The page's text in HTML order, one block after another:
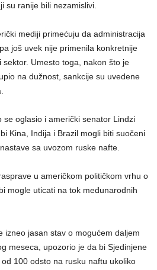
su ranije bili nezamislivi.
mediji primećuju da administracija
još uvek nije primenila konkretnije
Umesto toga, nakon što je
na dužnost, sankcije su uvedene
se oglasio i američki senator Lindzi
Kina, Indija i Brazil mogli biti suočeni
sa uvozom ruske nafte.
u američkom političkom vrhu o
mogle uticati na tok međunarodnih
izneo jasan stav o mogućem daljem
meseca, upozorio je da bi Sjedinjene
100 odsto na rusku naftu ukoliko